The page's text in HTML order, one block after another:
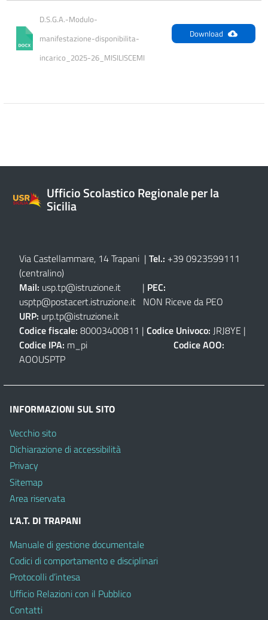
D.S.G.A.-Modulo-
manifestazione-disponibilita-
incarico_2025-26_MISILISCEMI
Download
Ufficio Scolastico Regionale per la
Sicilia
Via Castellammare, 14 Trapani | Tel.: +39 0923599111
(centralino)
Mail: usp.tp@istruzione.it | PEC:
usptp@postacert.istruzione.it NON Riceve da PEO
URP: urp.tp@istruzione.it
Codice fiscale: 80003400811 | Codice Univoco: JRJ8YE |
Codice IPA: m_pi Codice AOO:
AOOUSPTP
INFORMAZIONI SUL SITO
Vecchio sito
Dichiarazione di accessibilità
Privacy
Sitemap
Area riservata
L’A.T. DI TRAPANI
Manuale di gestione documentale
Codici di comportamento e disciplinari
Protocolli d’intesa
Ufficio Relazioni con il Pubblico
Contatti